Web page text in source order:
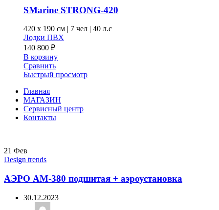
на
странице
товара.
SMarine STRONG-420
420 x 190 см | 7 чел | 40 л.с
Лодки ПВХ
140 800 ₽
В корзину
Сравнить
Быстрый просмотр
Главная
МАГАЗИН
Сервисный центр
Контакты
21 Фев
Design trends
АЭРО АМ-380 подшитая + аэроустановка
30.12.2023